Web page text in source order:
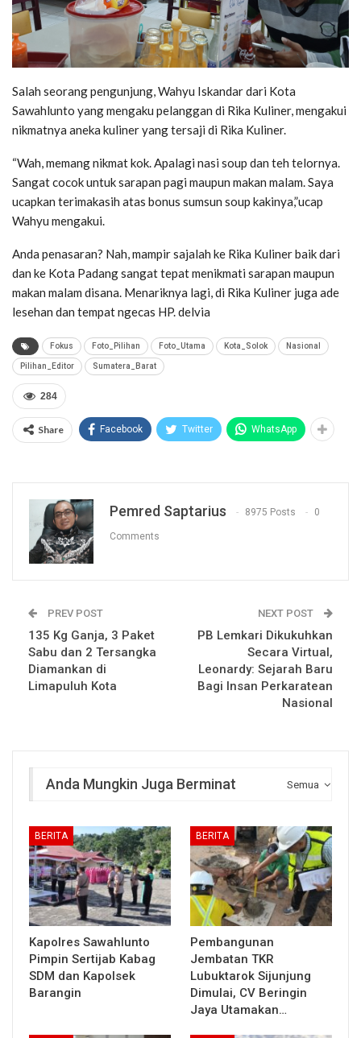
Salah seorang pengunjung, Wahyu Iskandar dari Kota
Sawahlunto yang mengaku pelanggan di Rika Kuliner, mengakui
nikmatnya aneka kuliner yang tersaji di Rika Kuliner.
“Wah, memang nikmat kok. Apalagi nasi soup dan teh telornya.
Sangat cocok untuk sarapan pagi maupun makan malam. Saya
ucapkan terimakasih atas bonus sumsun soup kakinya,”ucap
Wahyu mengakui.
Anda penasaran? Nah, mampir sajalah ke Rika Kuliner baik dari
dan ke Kota Padang sangat tepat menikmati sarapan maupun
makan malam disana. Menariknya lagi, di Rika Kuliner juga ade
lesehan dan tempat ngecas HP. delvia
Fokus Foto_Pilihan Foto_Utama Kota_Solok Nasional
Pilihan_Editor Sumatera_Barat
284
Share Facebook Twitter WhatsApp
Pemred Saptarius 8975 Posts 0
Comments
PREV POST
135 Kg Ganja, 3 Paket
Sabu dan 2 Tersangka
Diamankan di
Limapuluh Kota
NEXT POST
PB Lemkari Dikukuhkan
Secara Virtual,
Leonardy: Sejarah Baru
Bagi Insan Perkaratean
Nasional
Semua
Anda Mungkin Juga Berminat
BERITA
Kapolres Sawahlunto
Pimpin Sertijab Kabag
SDM dan Kapolsek
Barangin
BERITA
Pembangunan
Jembatan TKR
Lubuktarok Sijunjung
Dimulai, CV Beringin
Jaya Utamakan…